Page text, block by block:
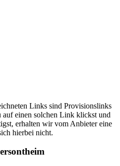
Links sind Provisionslinks
auf einen solchen Link klickst und
erhalten wir vom Anbieter eine
hierbei nicht.